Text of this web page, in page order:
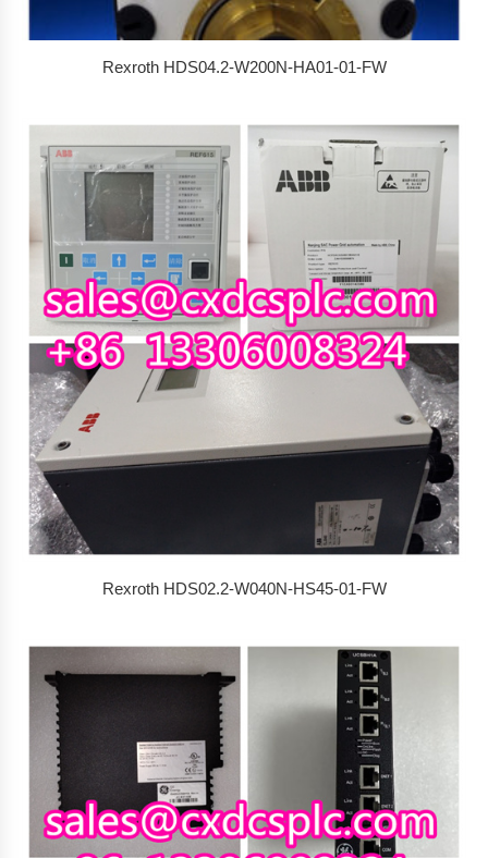
Rexroth HDS04.2-W200N-HA01-01-FW
Rexroth HDS02.2-W040N-HS45-01-FW